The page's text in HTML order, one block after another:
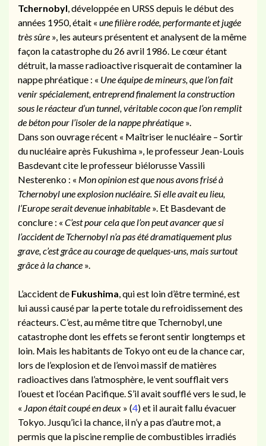
Tchernobyl, développée en URSS depuis le début des
années 1950, était « une filière rodée, performante et jugée
très sûre », les auteurs présentent et analysent de la même
façon lacatastrophedu 26 avril 1986. Le cœur étant
détruit, la masse radioactive risquerait de contaminer la
nappe phréatique : « Une équipe de mineurs, que l’on fait
venir spécialement, entreprend finalement la construction
sous le réacteur d’un tunnel, véritable cocon que l’on remplit
de béton pour l’isoler de la nappe phréatique ».
Dans son ouvrage récent « Maîtriser le nucléaire – Sortir
du nucléaire après Fukushima », le professeur Jean-Louis
Basdevant cite le professeur biélorusse Vassili
Nesterenko : « Mon opinion est que nous avons frisé à
Tchernobyl une explosion nucléaire. Si elle avait eu lieu,
l’Europe serait devenue inhabitable ». Et Basdevant de
conclure : « C’est pour cela que l’on peut avancer que si
l’accident de Tchernobyl n’a pas été dramatiquement plus
grave, c’est grâce au courage de quelques-uns, mais surtout
grâce à la chance ».
L’accident de Fukushima, qui est loin d’être terminé, est
lui aussi causé par la perte totale du refroidissement des
réacteurs. C’est, au même titre que Tchernobyl, une
catastrophedont les effets se feront sentir longtemps et
loin. Mais les habitants de Tokyo ont eu de la chance car,
lors de l’explosion et de l’envoi massif de matières
radioactives dans l’atmosphère, le vent soufflait vers
l’ouest et l’océan Pacifique.S’il avait soufflé vers le sud, le
« Japon était coupé en deux » (4) et il aurait fallu évacuer
Tokyo. Jusqu’ici la chance, il n’y a pas d’autre mot, a
permis que la piscine remplie de combustibles irradiés